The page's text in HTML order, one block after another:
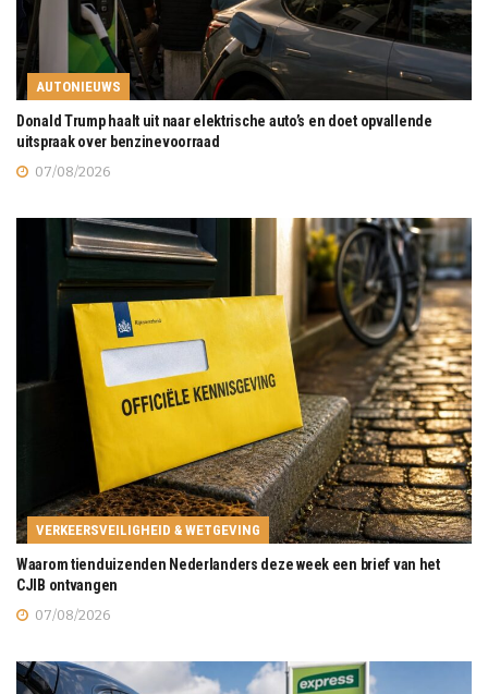
AUTONIEUWS
Donald Trump haalt uit naar elektrische auto’s en doet opvallende
uitspraak over benzinevoorraad
07/08/2026
VERKEERSVEILIGHEID & WETGEVING
Waarom tienduizenden Nederlanders deze week een brief van het
CJIB ontvangen
07/08/2026